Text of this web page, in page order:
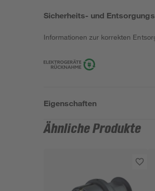
Sicherheits- und
Informationen zur korrekten
Eigenschaften
Ähnliche Produkte